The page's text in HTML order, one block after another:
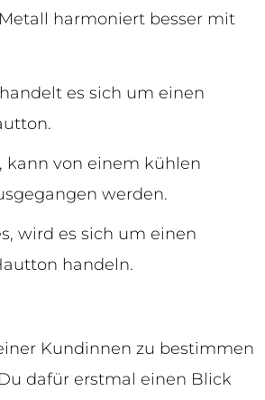
harmoniert besser mit
es sich um einen
kann von einem kühlen
werden.
wird es sich um einen
handeln.
Kundinnen zu bestimmen
dafür erstmal einen Blick